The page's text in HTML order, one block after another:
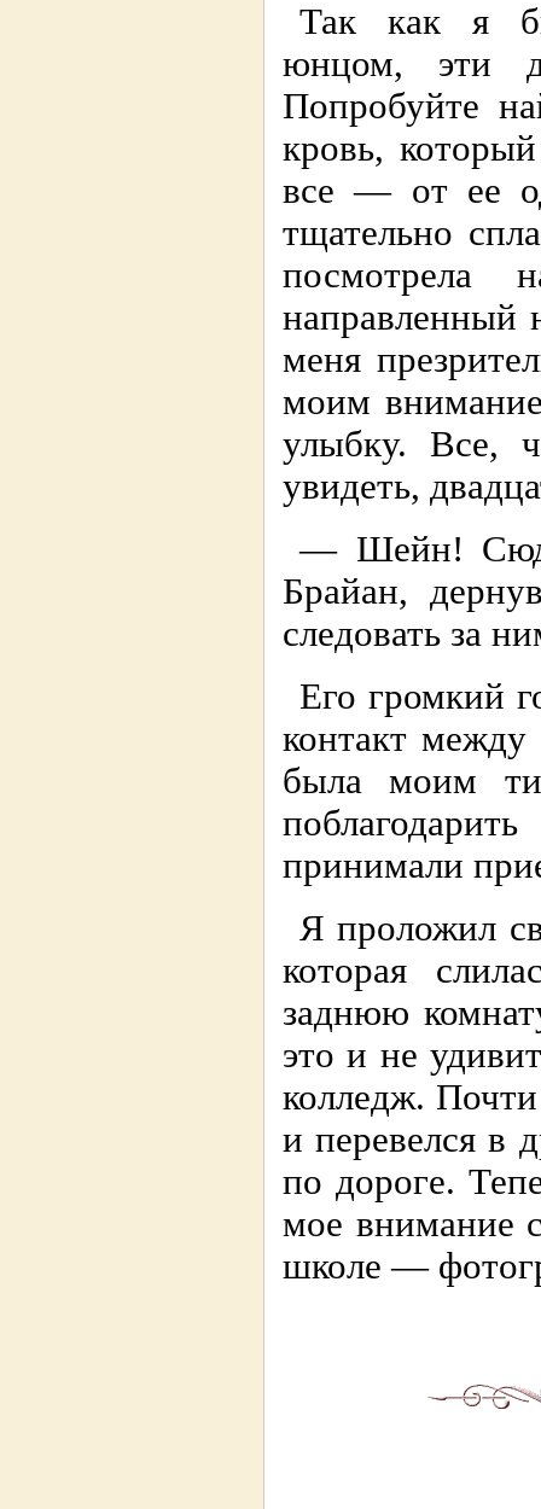
Так как я
юнцом, эти
Попробуйте
кровь,
все — от ее
тщательно
направленный
меня
моим
улыбку. Все,
увидеть,
— Шейн!
Брайан,
следовать за
Его громкий
контакт
была моим
принимали
Я проложил
которая
заднюю
это и не
колледж. Почти
и перевелся в
по дороге.
мое внимание
школе —